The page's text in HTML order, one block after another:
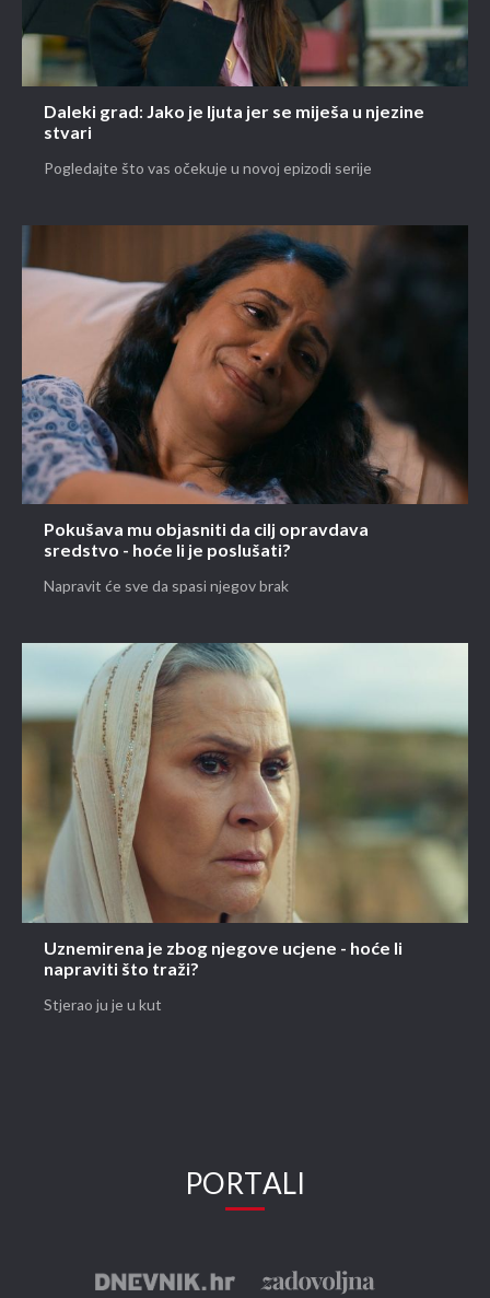
Daleki grad: Jako je ljuta jer se miješa u njezine
stvari
Pogledajte što vas očekuje u novoj epizodi serije
Pokušava mu objasniti da cilj opravdava
sredstvo - hoće li je poslušati?
Napravit će sve da spasi njegov brak
Uznemirena je zbog njegove ucjene - hoće li
napraviti što traži?
Stjerao ju je u kut
PORTALI